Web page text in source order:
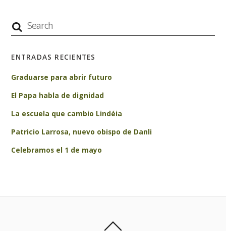
ENTRADAS RECIENTES
Graduarse para abrir futuro
El Papa habla de dignidad
La escuela que cambio Lindéia
Patricio Larrosa, nuevo obispo de Danli
Celebramos el 1 de mayo